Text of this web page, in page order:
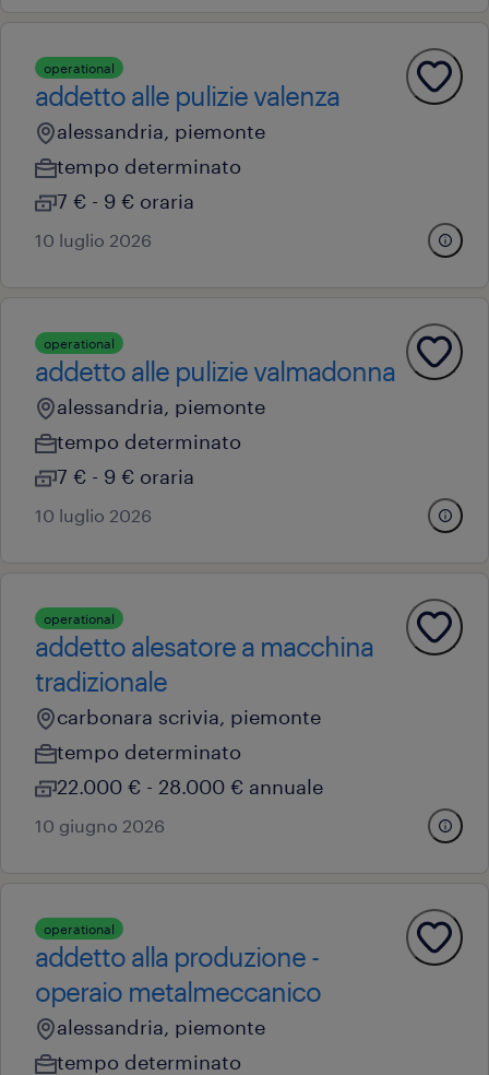
operational
addetto alle pulizie valenza
alessandria, piemonte
tempo determinato
7 € - 9 € oraria
10 luglio 2026
operational
addetto alle pulizie valmadonna
alessandria, piemonte
tempo determinato
7 € - 9 € oraria
10 luglio 2026
operational
addetto alesatore a macchina
tradizionale
carbonara scrivia, piemonte
tempo determinato
22.000 € - 28.000 € annuale
10 giugno 2026
operational
addetto alla produzione -
operaio metalmeccanico
alessandria, piemonte
tempo determinato